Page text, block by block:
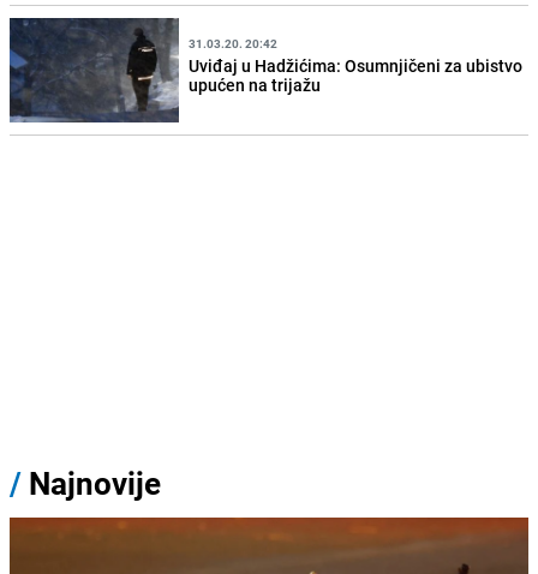
31.03.20. 20:42
Uviđaj u Hadžićima: Osumnjičeni za ubistvo
upućen na trijažu
/ Najnovije